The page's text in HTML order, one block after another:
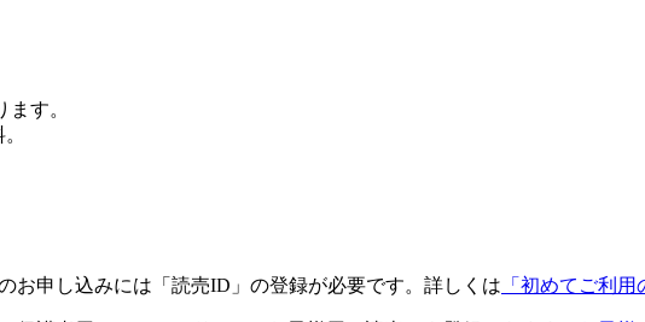
す。
申し込みには「読売ID」の登録が必要です。詳しくは 「初めてご利用